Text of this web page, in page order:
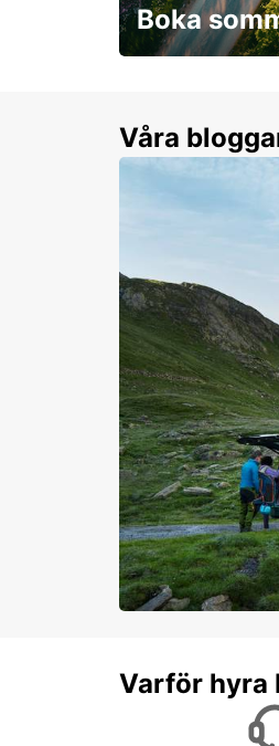
Boka
Våra
Varför hyra